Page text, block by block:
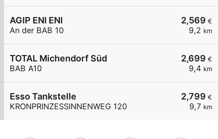
2,569 €
9,2 km
AGIP ENI ENI
An der BAB 10
2,699 €
9,4 km
TOTAL Michendorf Süd
BAB A10
2,799 €
9,7 km
Esso Tankstelle
KRONPRINZESSINNENWEG 120